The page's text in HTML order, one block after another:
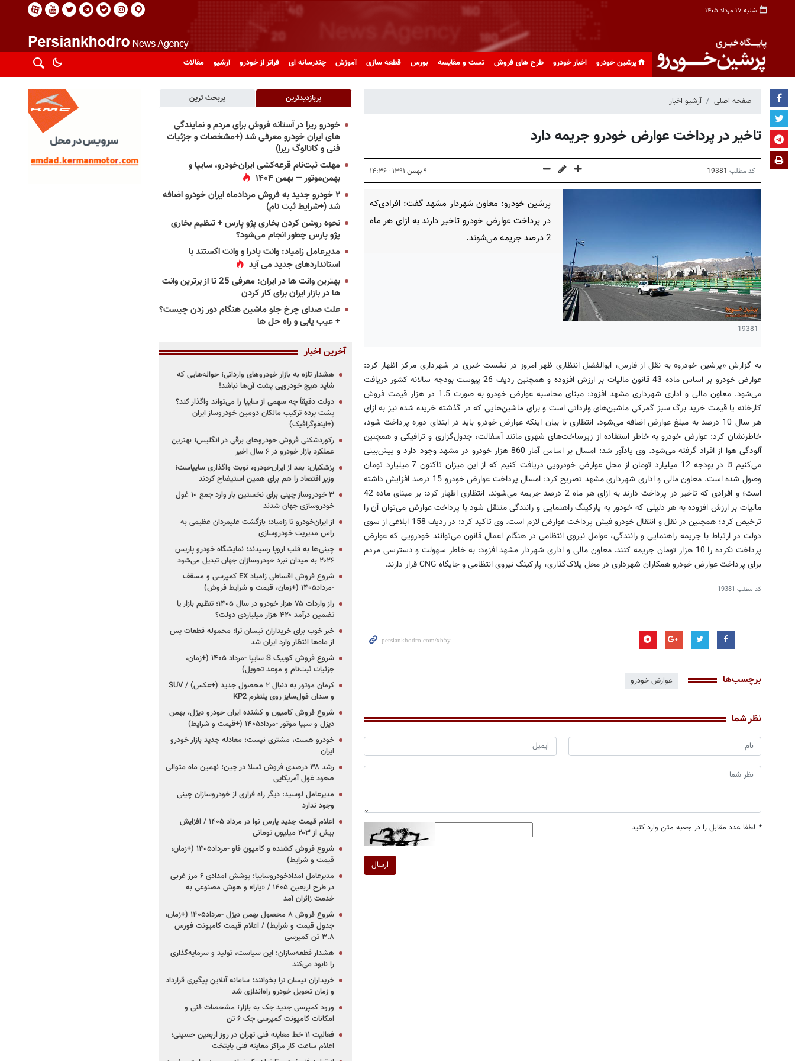
شنبه ۱۷ مرداد ۱۴۰۵
پرشین خودرو اخبار خودرو طرح های فروش تست و مقایسه بورس قطعه سازی آموزش چندرسانه ای فراتر از خودرو آرشیو مقالات
صفحه اصلی آرشیو اخبار
تاخیر در پرداخت عوارض خودرو جریمه دارد
کد مطلب 19381 ۹ بهمن ۱۳۹۱ - ۱۴:۳۶
19381
پرشین خودرو: معاون شهردار مشهد گفت: افرادی‌که
در پرداخت عوارض خودرو تاخیر دارند به ازای هر ماه
2 درصد جریمه می‌شوند.
به گزارش «پرشین خودرو» به نقل از فارس، ابوالفضل انتظاری ظهر امروز در نشست خبری در شهرداری مرکز اظهار کرد:
عوارض خودرو بر اساس ماده 43 قانون مالیات بر ارزش افزوده و همچنین ردیف 26 پیوست بودجه سالانه کشور دریافت
می‌شود. معاون مالی و اداری شهرداری مشهد افزود: مبنای محاسبه عوارض خودرو به صورت 1.5 در هزار قیمت فروش
کارخانه یا قیمت خرید برگ سبز گمرکی ماشین‌های وارداتی است و برای ماشین‌هایی که در گذشته خریده شده نیز به ازای
هر سال 10 درصد به مبلغ عوارض اضافه می‌شود. انتظاری با بیان اینکه عوارض خودرو باید در ابتدای دوره پرداخت شود،
خاطرنشان کرد: عوارض خودرو به خاطر استفاده از زیرساخت‌های‌ شهری مانند آسفالت، جدول‌گزاری و ترافیکی و همچنین
آلودگی هوا از افراد گرفته می‌شود. وی یادآور شد: امسال بر اساس آمار 860 هزار خودرو در مشهد وجود دارد و پیش‌بینی
می‌کنیم تا در بودجه 12 میلیارد تومان از محل عوارض خودرویی دریافت کنیم که از این میزان تاکنون 7 میلیارد تومان
وصول شده است. معاون مالی و اداری شهرداری مشهد تصریح کرد: امسال پرداخت عوارض خودرو 15 درصد افزایش داشته
است؛ و افرادی‌ که تاخیر در پرداخت دارند به ازای هر ماه 2 درصد جریمه می‌شوند. انتظاری اظهار کرد: بر مبنای ماده 42
مالیات بر ارزش افزوده به هر دلیلی که خودور به پارکینگ راهنمایی و رانندگی منتقل شود با پرداخت عوارض می‌توان آن را
ترخیص کرد؛ همچنین در نقل و انتقال خودرو فیش پرداخت عوارض لازم است. وی تاکید کرد: در ردیف 158 ابلاغی از سوی
دولت در ارتباط با جریمه‌ راهنمایی و رانندگی، عوامل نیروی انتظامی در هنگام اعمال قانون می‌توانند خودرویی که عوارض
پرداخت نکرده را 10 هزار تومان جریمه کنند. معاون مالی و اداری شهردار مشهد افزود: به خاطر سهولت و دسترسی مردم
برای پرداخت عوارض خودرو همکاران شهرداری در محل پلاک‌گذاری، پارکینگ نیروی انتظامی و جایگاه CNG قرار دارند.
کد مطلب 19381
برچسب‌ها عوارض خودرو
نظر شما
* لطفا عدد مقابل را در جعبه متن وارد کنید
ارسال
پربازدیدترین پربحث ترین
خودرو ریرا در آستانه فروش برای مردم و نمایندگی
های ایران خودرو معرفی شد (+مشخصات و جزئیات
فنی و کاتالوگ ریرا)
مهلت ثبت‌نام قرعه‌کشی ایران‌خودرو، سایپا و
بهمن‌موتور — بهمن ۱۴۰۴
۲ خودرو جدید به فروش مردادماه ایران خودرو اضافه
شد (+شرایط ثبت نام)
نحوه روشن کردن بخاری پژو پارس + تنظیم بخاری
پژو پارس چطور انجام می‌شود؟
مدیرعامل زامیاد: وانت پادرا و وانت اکستند با
استانداردهای جدید می آید
بهترین وانت ها در ایران: معرفی 25 تا از برترین وانت
ها در بازار ایران برای کار کردن
علت صدای چرخ جلو ماشین هنگام دور زدن چیست؟
+ عیب یابی و راه حل ها
آخرین اخبار
هشدار تازه به بازار خودروهای وارداتی؛ حواله‌هایی که
شاید هیچ خودرویی پشت آن‌ها نباشد!
دولت دقیقاً چه سهمی از سایپا را می‌تواند واگذار کند؟
پشت پرده ترکیب مالکان دومین خودروساز ایران
(+اینفوگرافیک)
رکوردشکنی فروش خودروهای برقی در انگلیس؛ بهترین
عملکرد بازار خودرو در ۶ سال اخیر
پزشکیان: بعد از ایران‌خودرو، نوبت واگذاری سایپاست؛
وزیر اقتصاد را هم برای همین استیضاح کردند
۳ خودروساز چینی برای نخستین بار وارد جمع ۱۰ غول
خودروسازی جهان شدند
از ایران‌خودرو تا زامیاد؛ بازگشت علیمردان عظیمی به
راس مدیریت خودروسازی
چینی‌ها به قلب اروپا رسیدند؛ نمایشگاه خودرو پاریس
۲۰۲۶ به میدان نبرد خودروسازان جهان تبدیل می‌شود
شروع فروش اقساطی زامیاد EX کمپرسی و مسقف
-مرداد۱۴۰۵ (+زمان، قیمت و شرایط فروش)
راز واردات ۷۵ هزار خودرو در سال ۱۴۰۵؛ تنظیم بازار یا
تضمین درآمد ۴۲۰ هزار میلیاردی دولت؟
خبر خوب برای خریداران نیسان ترا؛ محموله قطعات پس
از ماه‌ها انتظار وارد ایران شد
شروع فروش کوییک S سایپا -مرداد ۱۴۰۵ (+زمان،
جزئیات ثبت‌نام و موعد تحویل)
کرمان موتور به دنبال ۲ محصول جدید (+عکس) / SUV
و سدان فول‌سایز روی پلتفرم KP2
شروع فروش کامیون و کشنده ایران خودرو دیزل، بهمن
دیزل و سیبا موتور -مرداد۱۴۰۵ (+قیمت و شرایط)
خودرو هست، مشتری نیست؛ معادله جدید بازار خودرو
ایران
رشد ۳۸ درصدی فروش تسلا در چین؛ نهمین ماه متوالی
صعود غول آمریکایی
مدیرعامل لوسید: دیگر راه فراری از خودروسازان چینی
وجود ندارد
اعلام قیمت جدید پارس نوا در مرداد ۱۴۰۵ / افزایش
بیش از ۲۰۳ میلیون تومانی
شروع فروش کشنده و کامیون فاو -مرداد۱۴۰۵ (+زمان،
قیمت و شرایط)
مدیرعامل امدادخودروسایپا: پوشش امدادی ۶ مرز غربی
در طرح اربعین ۱۴۰۵ / «یارا» و هوش مصنوعی به
خدمت زائران آمد
شروع فروش ۸ محصول بهمن دیزل -مرداد۱۴۰۵ (+زمان،
جدول قیمت و شرایط) / اعلام قیمت کامیونت فورس
۳.۸ تن کمپرسی
هشدار قطعه‌سازان: این سیاست، تولید و سرمایه‌گذاری
را نابود می‌کند
خریداران نیسان ترا بخوانند؛ سامانه آنلاین پیگیری قرارداد
و زمان تحویل خودرو راه‌اندازی شد
ورود کمپرسی جدید جک به بازار؛ مشخصات فنی و
امکانات کامیونت کمپرسی جک ۶ تن
فعالیت ۱۱ خط معاینه فنی تهران در روز اربعین حسینی؛
اعلام ساعت کار مراکز معاینه فنی پایتخت